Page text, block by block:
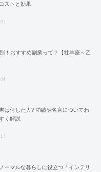
ストと効果
！おすすめ副業って？【牡羊座～乙
は何した人? 功績や名言についてわ
く解説
ーマルな暮らしに役立つ「インテリ